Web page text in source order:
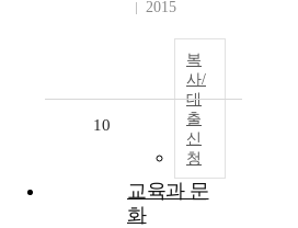
2015
복
사/
대
출
신
청
10
교육과 문
화